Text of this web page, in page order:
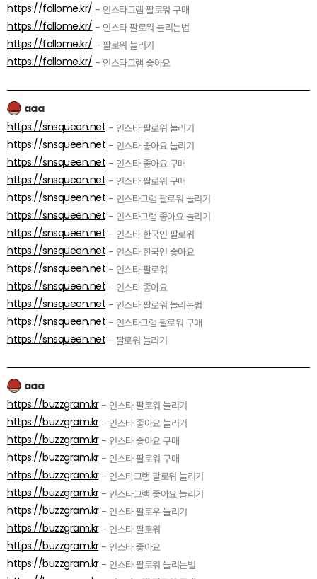
https://follome.kr/- 인스타그램 팔로워 구매
https://follome.kr/- 인스타 팔로워 늘리는법
https://follome.kr/- 팔로워 늘리기
https://follome.kr/- 인스타그램 좋아요
aaa
https://snsqueen.net - 인스타 팔로워 늘리기
https://snsqueen.net - 인스타 좋아요 늘리기
https://snsqueen.net - 인스타 좋아요 구매
https://snsqueen.net - 인스타 팔로워 구매
https://snsqueen.net - 인스타그램 팔로워 늘리기
https://snsqueen.net - 인스타그램 좋아요 늘리기
https://snsqueen.net - 인스타 한국인 팔로워
https://snsqueen.net - 인스타 한국인 좋아요
https://snsqueen.net - 인스타 팔로워
https://snsqueen.net - 인스타 좋아요
https://snsqueen.net - 인스타 팔로워 늘리는법
https://snsqueen.net - 인스타그램 팔로워 구매
https://snsqueen.net - 팔로워 늘리기
aaa
https://buzzgram.kr- 인스타 팔로워 늘리기
https://buzzgram.kr- 인스타 좋아요 늘리기
https://buzzgram.kr- 인스타 좋아요 구매
https://buzzgram.kr- 인스타 팔로워 구매
https://buzzgram.kr- 인스타그램 팔로워 늘리기
https://buzzgram.kr- 인스타그램 좋아요 늘리기
https://buzzgram.kr- 인스타 팔로우 늘리기
https://buzzgram.kr- 인스타 팔로워
https://buzzgram.kr- 인스타 좋아요
https://buzzgram.kr- 인스타 팔로워 늘리는법